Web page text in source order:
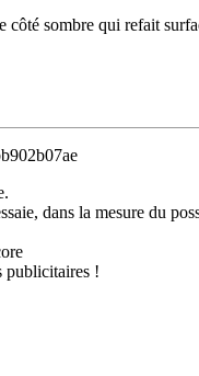
côté sombre qui refait
dans la mesure du
publicitaires !